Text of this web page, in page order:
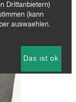
Drittanbietern)
(kann
auswaehlen.
Das ist ok